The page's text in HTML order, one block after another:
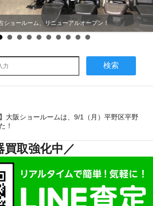
業界最大級の理美容中古ショールーム、リニューアルオ
検索
大阪ショールームは、9/1（月）平野区平野
！
買取強化中／